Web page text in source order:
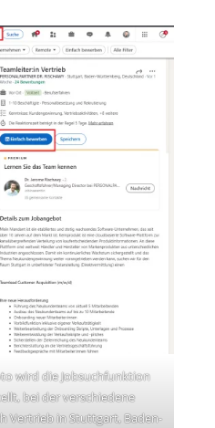
wird die Jobsuchfunktion
bei der verschiedene
Vertrieb in Stuttgart, Baden-